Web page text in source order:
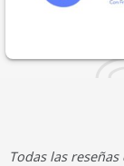
Todas las